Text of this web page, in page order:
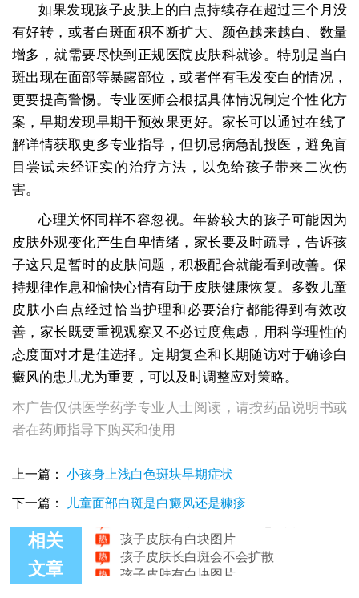
如果发现孩子皮肤上的白点持续存在超过三个月没
有好转，或者白斑面积不断扩大、颜色越来越白、数量
增多，就需要尽快到正规医院皮肤科就诊。特别是当白
斑出现在面部等暴露部位，或者伴有毛发变白的情况，
更要提高警惕。专业医师会根据具体情况制定个性化方
案，早期发现早期干预效果更好。家长可以通过在线了
解详情获取更多专业指导，但切忌病急乱投医，避免盲
目尝试未经证实的治疗方法，以免给孩子带来二次伤
害。
心理关怀同样不容忽视。年龄较大的孩子可能因为
皮肤外观变化产生自卑情绪，家长要及时疏导，告诉孩
子这只是暂时的皮肤问题，积极配合就能看到改善。保
持规律作息和愉快心情有助于皮肤健康恢复。多数儿童
皮肤小白点经过恰当护理和必要治疗都能得到有效改
善，家长既要重视观察又不必过度焦虑，用科学理性的
态度面对才是佳选择。定期复查和长期随访对于确诊白
癜风的患儿尤为重要，可以及时调整应对策略。
本广告仅供医学药学专业人士阅读，请按药品说明书或
者在药师指导下购买和使用
上一篇： 小孩身上浅白色斑块早期症状
下一篇： 儿童面部白斑是白癜风还是糠疹
相关
文章
五岁孩子皮肤出现了白斑怎么办
孩子皮肤有白块图片
孩子皮肤长白斑会不会扩散
孩子皮肤有白块图片
孩子皮肤上有白点是白癜风吗